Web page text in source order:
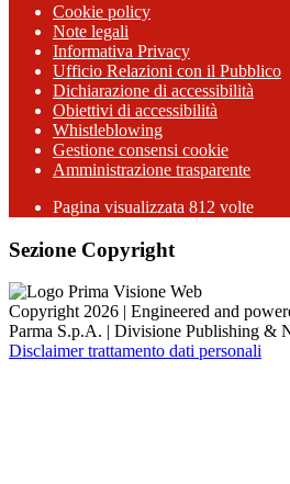
Cookie policy
Note legali
Informativa Privacy
Ufficio Relazioni con il Pubblico
Dichiarazione di accessibilità
Obiettivi di accessibilità
Whistleblowing
Gestione consensi cookie
Amministrazione trasparente
Pagina visualizzata 812 volte
Sezione Copyright
Copyright 2026 | Engineered and
Parma S.p.A. | Divisione Publishing &
Disclaimer trattamento dati personali